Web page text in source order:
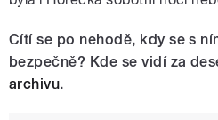
Cítí se po nehodě, kdy se s
bezpečně? Kde se vidí za
archivu.